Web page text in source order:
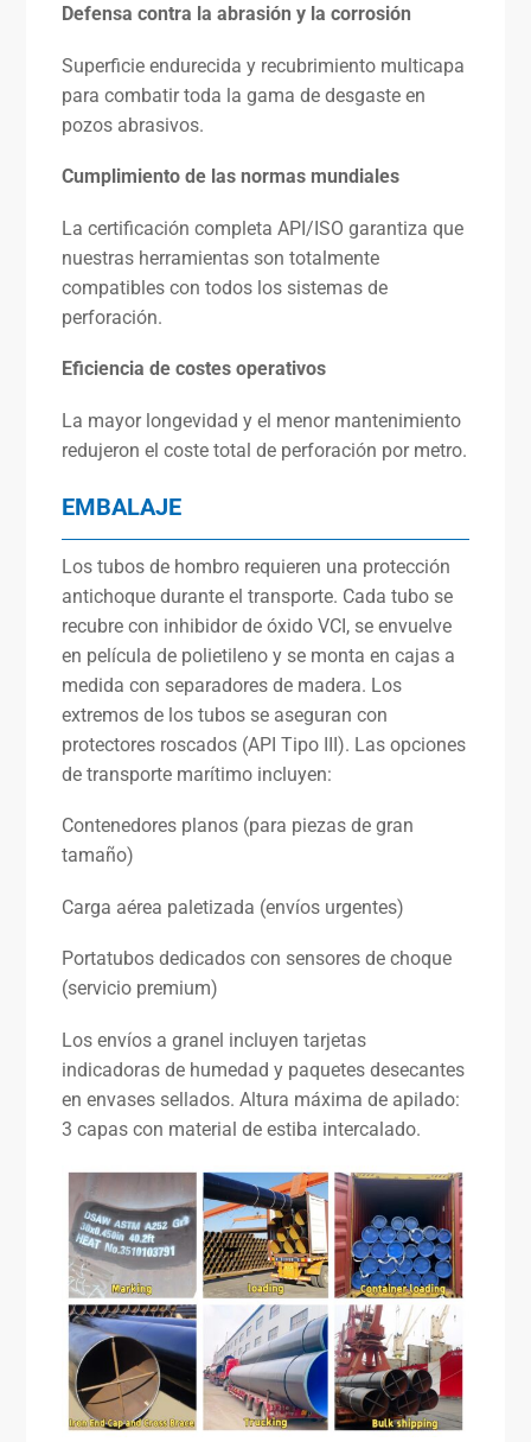
Defensa contra la abrasión y la corrosión
Superficie endurecida y recubrimiento multicapa
para combatir toda la gama de desgaste en
pozos abrasivos.
Cumplimiento de las normas mundiales
La certificación completa API/ISO garantiza que
nuestras herramientas son totalmente
compatibles con todos los sistemas de
perforación.
Eficiencia de costes operativos
La mayor longevidad y el menor mantenimiento
redujeron el coste total de perforación por metro.
EMBALAJE
Los tubos de hombro requieren una protección
antichoque durante el transporte. Cada tubo se
recubre con inhibidor de óxido VCI, se envuelve
en película de polietileno y se monta en cajas a
medida con separadores de madera. Los
extremos de los tubos se aseguran con
protectores roscados (API Tipo III). Las opciones
de transporte marítimo incluyen:
Contenedores planos (para piezas de gran
tamaño)
Carga aérea paletizada (envíos urgentes)
Portatubos dedicados con sensores de choque
(servicio premium)
Los envíos a granel incluyen tarjetas
indicadoras de humedad y paquetes desecantes
en envases sellados. Altura máxima de apilado:
3 capas con material de estiba intercalado.